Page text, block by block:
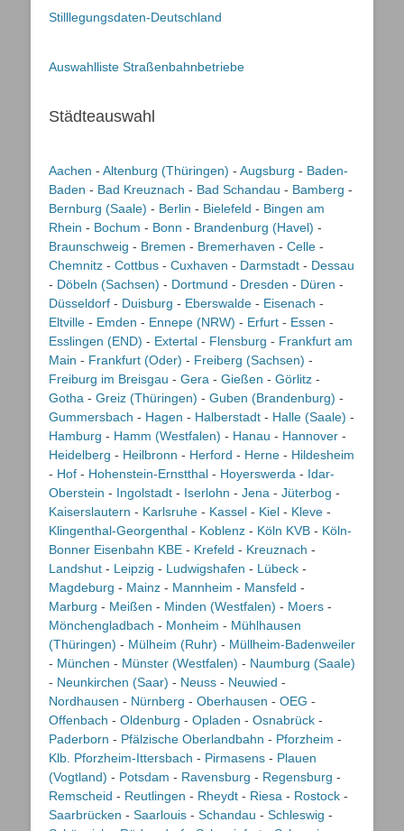
Stilllegungsdaten-Deutschland
Auswahlliste Straßenbahnbetriebe
Städteauswahl
Aachen - Altenburg (Thüringen) - Augsburg - Baden-
Baden - Bad Kreuznach - Bad Schandau - Bamberg -
Bernburg (Saale) - Berlin - Bielefeld - Bingen am
Rhein - Bochum - Bonn - Brandenburg (Havel) -
Braunschweig - Bremen - Bremerhaven - Celle -
Chemnitz - Cottbus - Cuxhaven - Darmstadt - Dessau
- Döbeln (Sachsen) - Dortmund - Dresden - Düren -
Düsseldorf - Duisburg - Eberswalde - Eisenach -
Eltville - Emden - Ennepe (NRW) - Erfurt - Essen -
Esslingen (END) - Extertal - Flensburg - Frankfurt am
Main - Frankfurt (Oder) - Freiberg (Sachsen) -
Freiburg im Breisgau - Gera - Gießen - Görlitz -
Gotha - Greiz (Thüringen) - Guben (Brandenburg) -
Gummersbach - Hagen - Halberstadt - Halle (Saale) -
Hamburg - Hamm (Westfalen) - Hanau - Hannover -
Heidelberg - Heilbronn - Herford - Herne - Hildesheim
- Hof - Hohenstein-Ernstthal - Hoyerswerda - Idar-
Oberstein - Ingolstadt - Iserlohn - Jena - Jüterbog -
Kaiserslautern - Karlsruhe - Kassel - Kiel - Kleve -
Klingenthal-Georgenthal - Koblenz - Köln KVB - Köln-
Bonner Eisenbahn KBE - Krefeld - Kreuznach -
Landshut - Leipzig - Ludwigshafen - Lübeck -
Magdeburg - Mainz - Mannheim - Mansfeld -
Marburg - Meißen - Minden (Westfalen) - Moers -
Mönchengladbach - Monheim - Mühlhausen
(Thüringen) - Mülheim (Ruhr) - Müllheim-Badenweiler
- München - Münster (Westfalen) - Naumburg (Saale)
- Neunkirchen (Saar) - Neuss - Neuwied -
Nordhausen - Nürnberg - Oberhausen - OEG -
Offenbach - Oldenburg - Opladen - Osnabrück -
Paderborn - Pfälzische Oberlandbahn - Pforzheim -
Klb. Pforzheim-Ittersbach - Pirmasens - Plauen
(Vogtland) - Potsdam - Ravensburg - Regensburg -
Remscheid - Reutlingen - Rheydt - Riesa - Rostock -
Saarbrücken - Saarlouis - Schandau - Schleswig -